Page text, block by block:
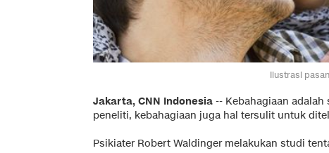
Ilustrasi
Jakarta, CNN Indonesia -- Kebahagiaan
peneliti, kebahagiaan juga hal tersulit untuk
Psikiater Robert Waldinger melakukan studi